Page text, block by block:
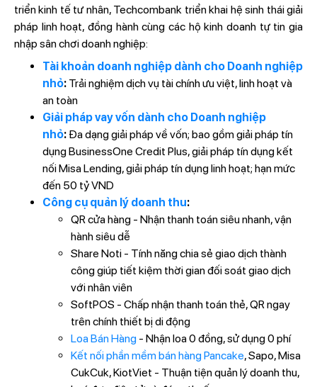
triển kinh tế tư nhân, Techcombank triển khai hệ sinh thái giải
pháp linh hoạt, đồng hành cùng các hộ kinh doanh tự tin gia
nhập sân chơi doanh nghiệp:
Tài khoản doanh nghiệp dành cho Doanh nghiệp
nhỏ: Trải nghiệm dịch vụ tài chính ưu việt, linh hoạt và
an toàn
Giải pháp vay vốn dành cho Doanh nghiệp
nhỏ:Đa dạng giải pháp về vốn; bao gồm giải pháp tín
dụng BusinessOne Credit Plus, giải pháp tín dụng kết
nối Misa Lending, giải pháp tín dụng linh hoạt; hạn mức
đến 50 tỷ VND
Công cụ quản lý doanh thu:
QR cửa hàng - Nhận thanh toán siêu nhanh, vận
hành siêu dễ
Share Noti - Tính năng chia sẻ giao dịch thành
công giúp tiết kiệm thời gian đối soát giao dịch
với nhân viên
SoftPOS - Chấp nhận thanh toán thẻ, QR ngay
trên chính thiết bị di động
Loa Bán Hàng- Nhận loa 0 đồng, sử dụng 0 phí
Kết nối phần mềm bán hàng Pancake, Sapo, Misa
CukCuk, KiotViet - Thuận tiện quản lý doanh thu,